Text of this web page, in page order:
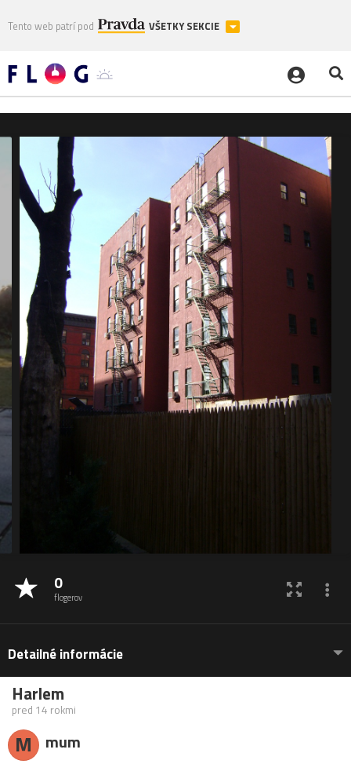
Tento web patrí pod VŠETKY SEKCIE
0
flogerov
Detailné informácie
Harlem
pred 14 rokmi
M mum